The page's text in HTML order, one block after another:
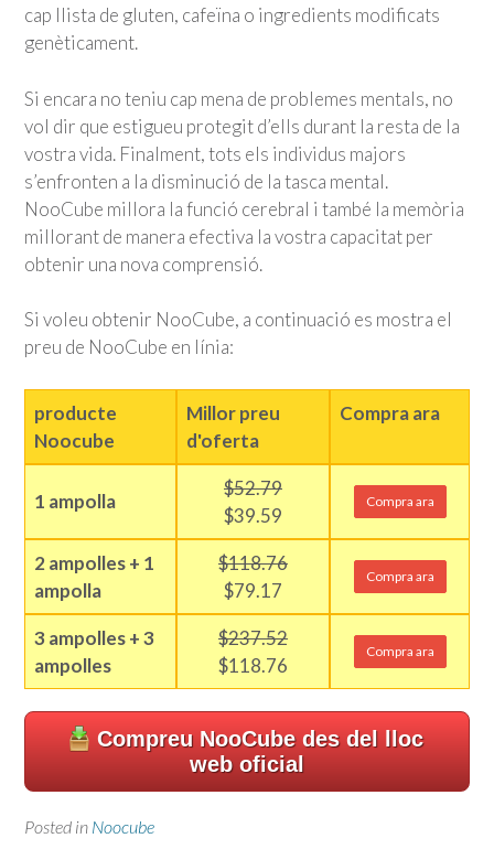
cap llista de gluten, cafeïna o ingredients modificats
genèticament.
Si encara no teniu cap mena de problemes mentals, no
vol dir que estigueu protegit d’ells durant la resta de la
vostra vida. Finalment, tots els individus majors
s’enfronten a la disminució de la tasca mental.
NooCube millora la funció cerebral i també la memòria
millorant de manera efectiva la vostra capacitat per
obtenir una nova comprensió.
Si voleu obtenir NooCube, a continuació es mostra el
preu de NooCube en línia:
producte
Noocube
Millor preu
d'oferta
Compra ara
1 ampolla
$52.79
$39.59
Compra ara
2 ampolles + 1
ampolla
$118.76
$79.17
Compra ara
3 ampolles + 3
ampolles
$237.52
$118.76
Compra ara
Compreu NooCube des del lloc
web oficial
Posted in Noocube